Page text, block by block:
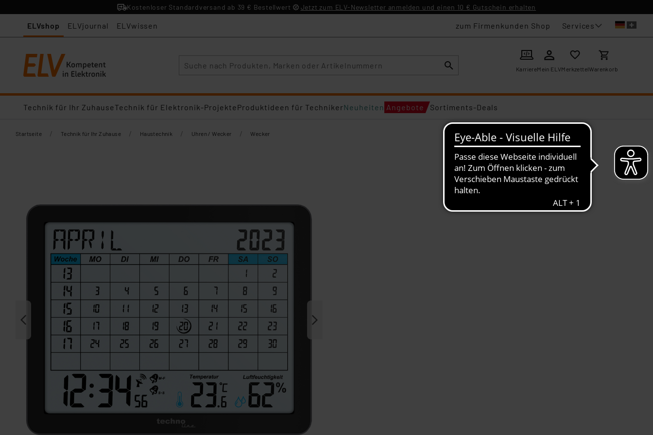
Kostenloser Standardversand ab 39 € Bestellwert Jetzt zum ELV-Newsletter anmelden und einen 10 € Gutschein erhalten
ELVshop ELVjournal ELVwissen zum Firmenkunden Shop Services
KarriereMein ELVMerkzettelWarenkorb
Technik für Ihr ZuhauseTechnik für Elektronik-ProjekteProduktideen für TechnikerNeuheiten Angebote Sortiments-Deals
Startseite / Technik für Ihr Zuhause / Haustechnik / Uhren / Wecker / Wecker